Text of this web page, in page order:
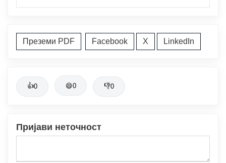
Преземи PDF Facebook X LinkedIn
👍0 😄0 👎0
Пријави неточност